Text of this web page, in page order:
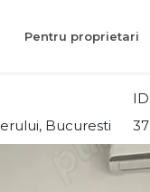
Pentru proprietari
Bucuresti